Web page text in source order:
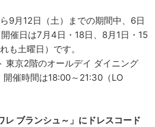
9月12日（土）までの期間中、6日
催日は7月4日・18日、8月1日・15
も土曜日）です。
東京2階のオールデイ ダイニング
開催時間は18:00～21:30（LO
ブランシュ～」にドレスコード